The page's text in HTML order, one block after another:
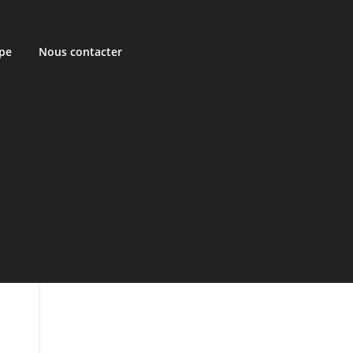
Nous contacter